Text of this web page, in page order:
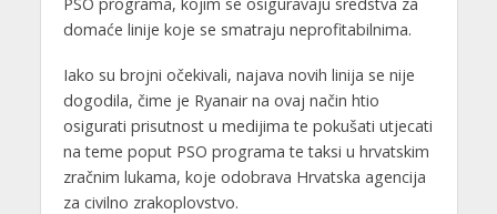
domaće linije koje se smatraju neprofitabilnima.
Iako su brojni očekivali, najava novih linija se nije
dogodila, čime je Ryanair na ovaj način htio
osigurati prisutnost u medijima te pokušati utjecati
na teme poput PSO programa te taksi u hrvatskim
zračnim lukama, koje odobrava Hrvatska agencija
za civilno zrakoplovstvo.